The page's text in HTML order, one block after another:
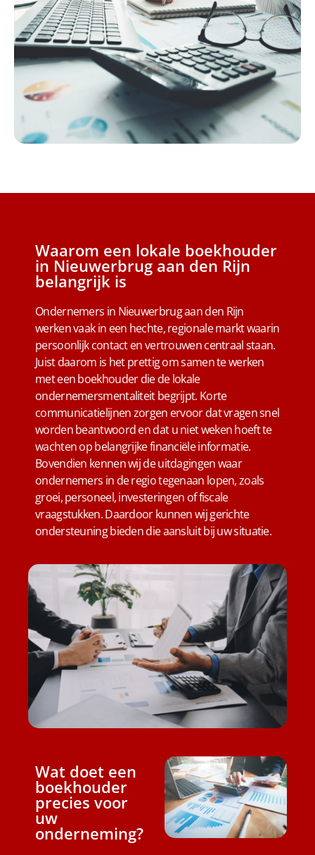
Waarom een lokale boekhouder
in Nieuwerbrug aan den Rijn
belangrijk is
Ondernemers in Nieuwerbrug aan den Rijn
werken vaak in een hechte, regionale markt waarin
persoonlijk contact en vertrouwen centraal staan.
Juist daarom is het prettig om samen te werken
met een boekhouder die de lokale
ondernemersmentaliteit begrijpt. Korte
communicatielijnen zorgen ervoor dat vragen snel
worden beantwoord en dat u niet weken hoeft te
wachten op belangrijke financiële informatie.
Bovendien kennen wij de uitdagingen waar
ondernemers in de regio tegenaan lopen, zoals
groei, personeel, investeringen of fiscale
vraagstukken. Daardoor kunnen wij gerichte
ondersteuning bieden die aansluit bij uw situatie.
Wat doet een
boekhouder
precies voor
uw
onderneming?